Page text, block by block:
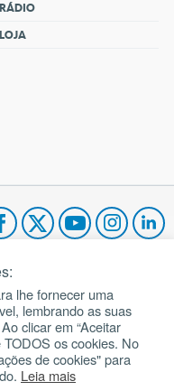
RÁDIO
LOJA
lhe fornecer uma
lembrando as suas
clicar em “Aceitar
os cookies. No
de cookies" para
Leia mais